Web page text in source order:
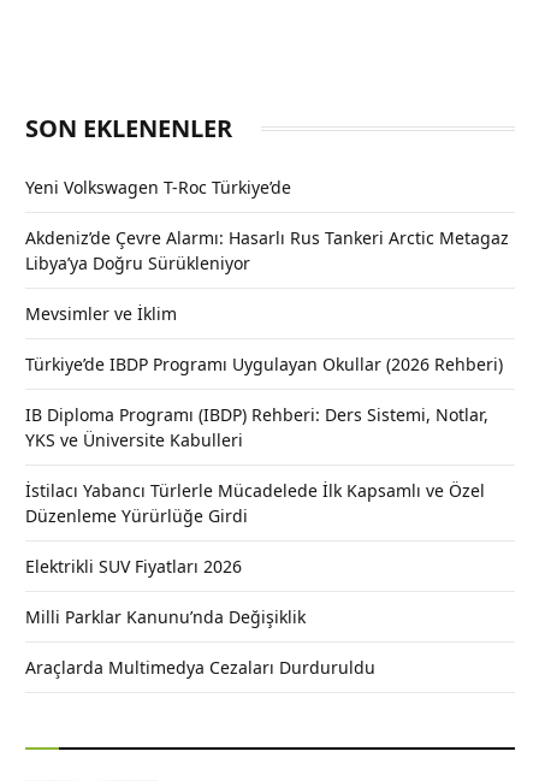
SON EKLENENLER
Yeni Volkswagen T-Roc Türkiye’de
Akdeniz’de Çevre Alarmı: Hasarlı Rus Tankeri Arctic Metagaz
Libya’ya Doğru Sürükleniyor
Mevsimler ve İklim
Türkiye’de IBDP Programı Uygulayan Okullar (2026 Rehberi)
IB Diploma Programı (IBDP) Rehberi: Ders Sistemi, Notlar,
YKS ve Üniversite Kabulleri
İstilacı Yabancı Türlerle Mücadelede İlk Kapsamlı ve Özel
Düzenleme Yürürlüğe Girdi
Elektrikli SUV Fiyatları 2026
Milli Parklar Kanunu’nda Değişiklik
Araçlarda Multimedya Cezaları Durduruldu